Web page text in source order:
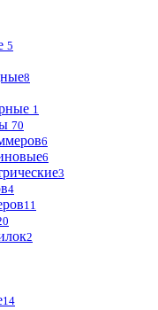
5
8
1
70
6
6
3
4
11
2
14